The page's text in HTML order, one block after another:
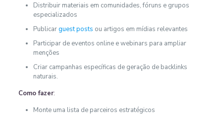
Distribuir materiais em comunidades, fóruns e grupos
especializados
Publicarguest posts ou artigos em mídias relevantes
Participar de eventos online e webinars para ampliar
menções
Criar campanhas específicas de geração de backlinks
naturais.
Como fazer:
Monte uma lista de parceiros estratégicos